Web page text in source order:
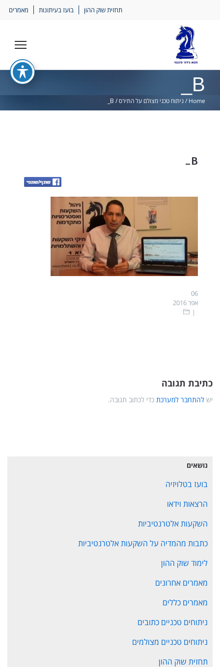
תחזית שוק ההון בועז בעיתונות מאמרים
B_
Home
/ניתוח טכני מצולם על התירס/
B_
B_
06
אפר 2016
כתיבת תגובה
יש להתחבר למערכת כדי לכתוב תגובה.
נושאים
בועז בטלויזיה
הרצאות וידאו
השקעות אלטרנטיביות
כתבות מהמדיה על השקעות אלטרנטיביות
לימוד שוק ההון
מאמרים אחרונים
מאמרים כללים
ניתוחים טכניים כתובים
ניתוחים טכניים מצולמים
תחזית שוק ההון